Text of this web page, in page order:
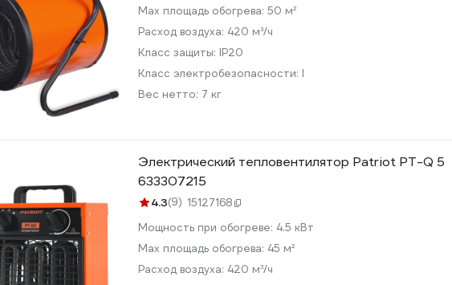
Max площадь обогрева: 50 м²
Расход воздуха: 420 м³/ч
Класс защиты: IP20
Класс электробезопасности: I
Вес нетто: 7 кг
Электрический тепловентилятор Patriot PT-Q 5
633307215
4.3(9) 15127168
Мощность при обогреве: 4.5 кВт
Max площадь обогрева: 45 м²
Расход воздуха: 420 м³/ч